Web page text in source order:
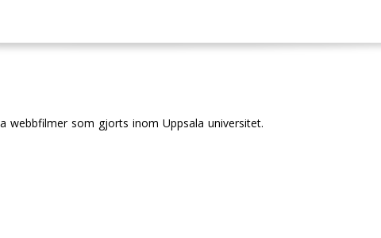
webbfilmer som gjorts inom Uppsala universitet.